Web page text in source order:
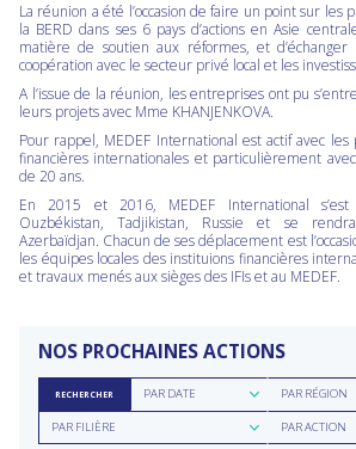
La réunion a été l’occasion de faire un point sur les
la BERD dans ses 6 pays d’actions en Asie
matière de soutien aux réformes, et
coopération avec le secteur privé local et les
A l’issue de la réunion, les entreprises ont pu
leurs projets avec Mme KHANJENKOVA.
Pour rappel, MEDEF International est actif avec
financières internationales et particulièrement
de 20 ans.
En 2015 et 2016, MEDEF International
Ouzbékistan, Tadjikistan, Russie et se
Azerbaïdjan. Chacun de ses déplacement est
les équipes locales des instituions financières
et travaux menés aux sièges des IFIs et au MEDEF.
NOS PROCHAINES ACTIONS
RECHERCHER
Rechercher
parPAR DATE
Rechercher
par
région
PAR RÉGION
Rechercher
parPAR FILIÈRE
Rechercher
parPAR ACTION